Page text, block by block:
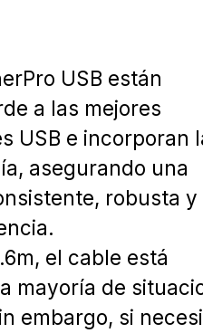
USB están
a las mejores
USB e incorporan
asegurando una
robusta y
el cable está
mayoría de
embargo, si